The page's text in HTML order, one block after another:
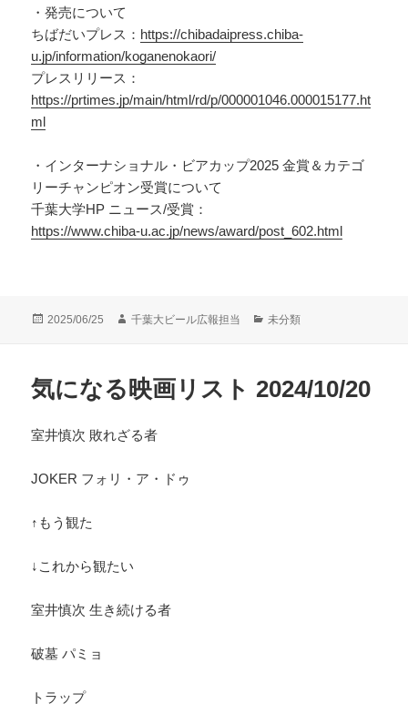
・発売について
ちばだいプレス： https://chibadaipress.chiba-
u.jp/information/koganenokaori/
プレスリリース：
https://prtimes.jp/main/html/rd/p/000001046.000015177.ht
ml
・インターナショナル・ビアカップ2025 金賞＆カテゴ
リーチャンピオン受賞について
千葉大学HP ニュース/受賞：
https://www.chiba-u.ac.jp/news/award/post_602.html
投
2025/06/25
作
千葉大ビール広報担当
カ
ー
未分類
気になる映画リスト 2024/10/20
室井慎次 敗れざる者
JOKER フォリ・ア・ドゥ
↑もう観た
↓これから観たい
室井慎次 生き続ける者
破墓 パミョ
トラップ